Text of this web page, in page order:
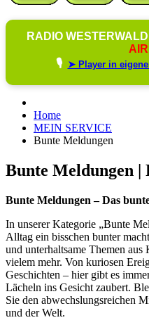
RADIO
AIR
🎙️ ➤ Player in
Home
MEIN SERVICE
Bunte Meldungen
Bunte Meldungen |
Bunte Meldungen – Das
In unserer Kategorie „Bunte
Alltag ein bisschen bunter
und unterhaltsame Themen
vielem mehr. Von kuriosen
Geschichten – hier gibt es
Lächeln ins Gesicht zaubert.
Sie den abwechslungsreichen
und der Welt.